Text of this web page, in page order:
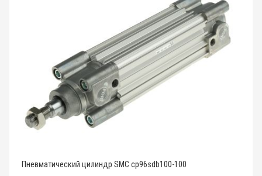
Пневматический цилиндр SMC cp96sdb100-100